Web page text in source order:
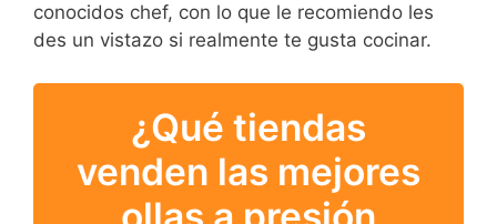
conocidos chef, con lo que le recomiendo les
des un vistazo si realmente te gusta cocinar.
¿Qué tiendas
venden las mejores